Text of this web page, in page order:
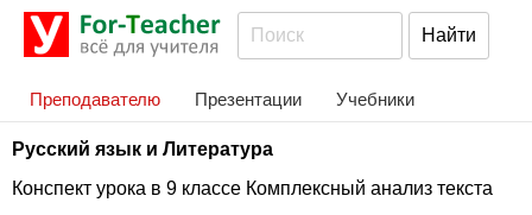
Преподавателю Презентации Учебники
Русский язык и Литература
Конспект урока в 9 классе Комплексный анализ текста